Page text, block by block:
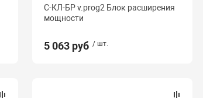
С-КЛ-БР v.prog2 Блок расширения
мощности
5 063 руб / шт.